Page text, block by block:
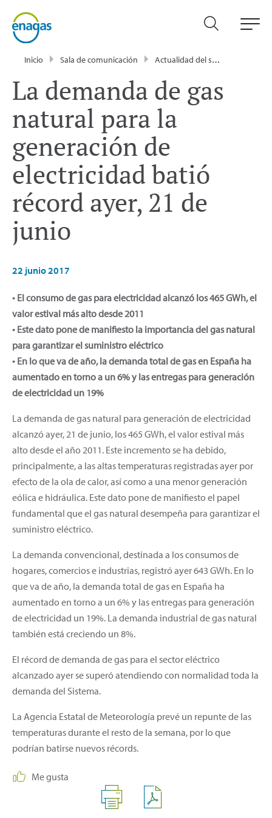
Inicio Sala de comunicación Actualidad del sector energético - Enagás
La demanda de gas
natural para la
generación de
electricidad batió
récord ayer, 21 de
junio
22 junio 2017
• El consumo de gas para electricidad alcanzó los 465 GWh, el
valor estival más alto desde 2011
• Este dato pone de manifiesto la importancia del gas natural
para garantizar el suministro eléctrico
• En lo que va de año, la demanda total de gas en España ha
aumentado en torno a un 6% y las entregas para generación
de electricidad un 19%
La demanda de gas natural para generación de electricidad
alcanzó ayer, 21 de junio, los 465 GWh, el valor estival más
alto desde el año 2011. Este incremento se ha debido,
principalmente, a las altas temperaturas registradas ayer por
efecto de la ola de calor, así como a una menor generación
eólica e hidráulica. Este dato pone de manifiesto el papel
fundamental que el gas natural desempeña para garantizar el
suministro eléctrico.
La demanda convencional, destinada a los consumos de
hogares, comercios e industrias, registró ayer 643 GWh. En lo
que va de año, la demanda total de gas en España ha
aumentado en torno a un 6% y las entregas para generación
de electricidad un 19%. La demanda industrial de gas natural
también está creciendo un 8%.
El récord de demanda de gas para el sector eléctrico
alcanzado ayer se superó atendiendo con normalidad toda la
demanda del Sistema.
La Agencia Estatal de Meteorología prevé un repunte de las
temperaturas durante el resto de la semana, por lo que
podrían batirse nuevos récords.
Me gusta